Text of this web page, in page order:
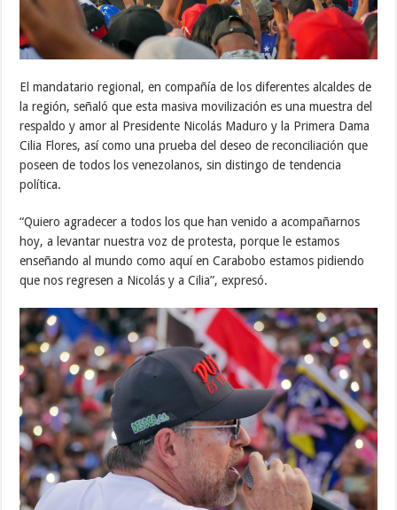
El mandatario regional, en compañía de los diferentes alcaldes de
la región, señaló que esta masiva movilización es una muestra del
respaldo y amor al Presidente Nicolás Maduro y la Primera Dama
Cilia Flores, así como una prueba del deseo de reconciliación que
poseen de todos los venezolanos, sin distingo de tendencia
política.
“Quiero agradecer a todos los que han venido a acompañarnos
hoy, a levantar nuestra voz de protesta, porque le estamos
enseñando al mundo como aquí en Carabobo estamos pidiendo
que nos regresen a Nicolás y a Cilia”, expresó.